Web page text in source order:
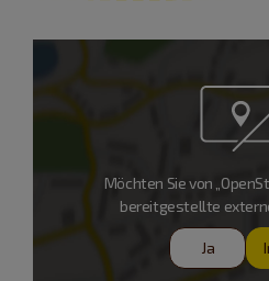
Möchten Sie von
bereitgestellte
Ja